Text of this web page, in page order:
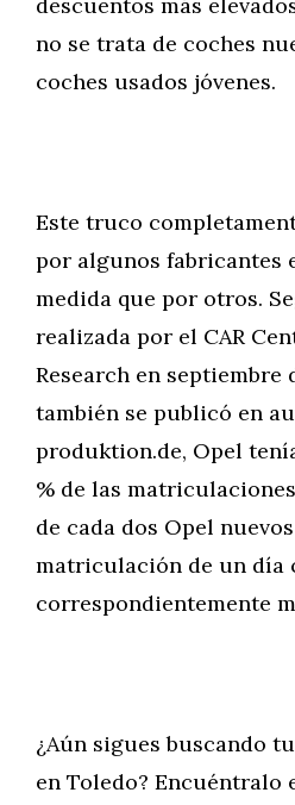
no se trata de coches
coches usados jóvenes.
Este truco
por algunos fabricantes
medida que por otros.
realizada por el CAR
Research en septiembre
también se publicó en
produktion.de, Opel
% de las
de cada dos Opel
matriculación de un día
correspondientemente
¿Aún sigues buscando
en Toledo? Encuéntralo